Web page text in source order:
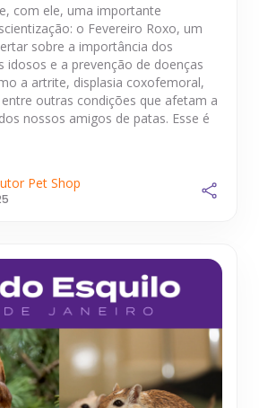
com ele, uma importante
o Fevereiro Roxo, um
sobre a importância dos
idosos e a prevenção de doenças
a artrite, displasia coxofemoral,
outras condições que afetam a
nossos amigos de patas. Esse é
Pet Shop